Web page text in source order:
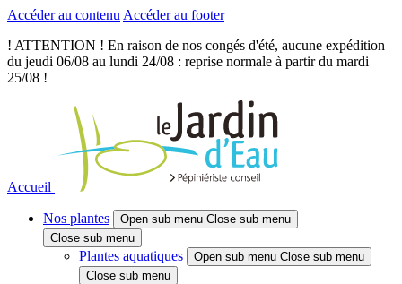
Accéder au contenu Accéder au footer
! ATTENTION ! En raison de nos congés d'été, aucune expédition
du jeudi 06/08 au lundi 24/08 : reprise normale à partir du mardi
25/08 !
Accueil
Nos plantes Open sub menu Close sub menu
Close sub menu
Plantes aquatiques Open sub menu Close sub menu
Close sub menu